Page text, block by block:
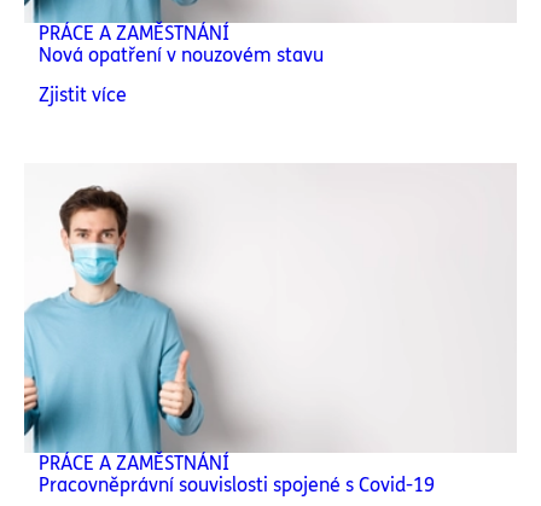
PRÁCE A ZAMĚSTNÁNÍ
Nová opatření v nouzovém stavu
Zjistit více
PRÁCE A ZAMĚSTNÁNÍ
Pracovněprávní souvislosti spojené s Covid-19